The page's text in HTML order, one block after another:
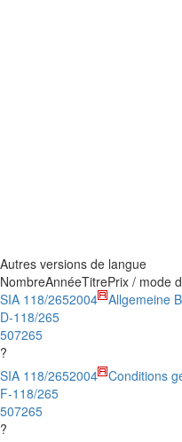
Autres versions de langue
NombreAnnéeTitrePrix / mode
SIA 118/265
D-118/265
507265
?
2004 Allgemeine
SIA 118/265
F-118/265
507265
?
2004 Conditions